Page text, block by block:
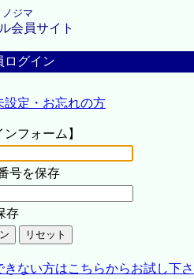
ノジマ
会員サイト
ログイン
設定・お忘れの方
ンフォーム】
号を保存
存
ない方はこちらからお試し下